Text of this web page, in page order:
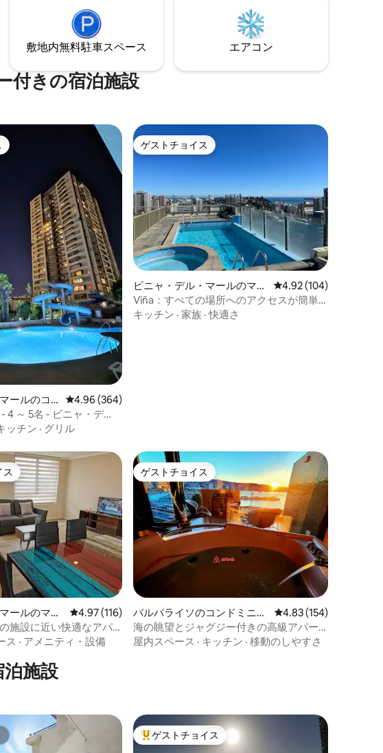
るアパートメント ソーシャルネットワー
クやその他のプラットフォームではあり
敷地内無料駐⁠車ス⁠ペ⁠ー⁠ス エアコン
付きの宿泊施設
星の平均評価
ールのコ
レビュー364件、5つ星中4.96つ星の平均評価
4.96 (364)
4 ～ 5名 - ビニャ・デ
ッチン · グリル
ゲストチョイス
ゲストチョイス
ビニャ・デル・マールのマン
ション・アパート
レビュー104件、5つ
4.92 (104)
Viña：すべての場所へのアクセスが簡単
+プールと駐車場が含まれています
キッチン · 家族 ·快適さ
の平均評価
ョイスです。
ス
ールのマン
レビュー116件、5つ星中4.97つ星の平均評価
4.97 (116)
施設に近い快適なアパ
ス · アメニティ・設備
ゲストチョイス
ゲストチョイス
バルパライソのコンドミニア
ム
レビュー154件、5つ
4.83 (154)
海の眺望とジャグジー付きの高級アパー
トメント
屋内スペース · キッチン · 移動のしやすさ
施設
大好評のゲストチョイスです。
ゲストチョイス